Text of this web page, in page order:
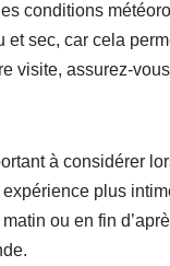
conditions
et sec, car cela
visite, assurez-
à considérer
plus
ou en fin